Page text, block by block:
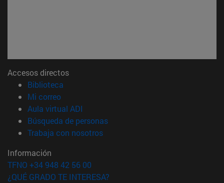
Accesos directos
Biblioteca
Mi correo(abre en nueva ventana)
Aula virtual ADI
Búsqueda de personas(abre en nueva ventana)
Trabaja con nosotros(abre en nueva ventana)
Información
TFNO +34 948 42 56 00
¿QUÉ GRADO TE INTERESA?